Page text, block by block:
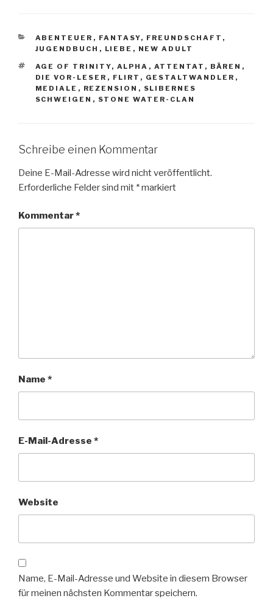
KATEGORIEN
ABENTEUER , FANTASY, FREUNDSCHAFT ,
JUGENDBUCH , LIEBE , NEW ADULT
SCHLAGWÖRTER
AGE OF TRINITY, ALPHA , ATTENTAT , BÄREN ,
DIE VOR-LESER , FLIRT , GESTALTWANDLER ,
MEDIALE , REZENSION , SLIBERNES
SCHWEIGEN , STONE WATER-CLAN
Schreibe einen Kommentar
Deine E-Mail-Adresse wird nicht veröffentlicht.
Erforderliche Felder sind mit *markiert
Kommentar*
Name *
E-Mail-Adresse *
Website
Name, E-Mail-Adresse und Website in diesem Browser
für meinen nächsten Kommentar speichern.